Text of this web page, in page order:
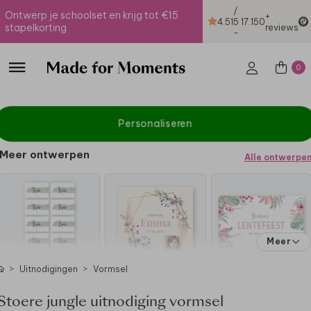
Ontwerp je schoolset en krijg tot €15
stapelkorting
4.51
/
5
-
17.150+
reviews
0
Personaliseren
Meer ontwerpen Alle ontwerpen
Meer
Uitnodigingen Vormsel
jungle uitnodiging vormsel